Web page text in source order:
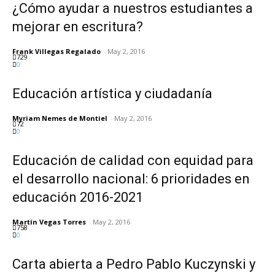
¿Cómo ayudar a nuestros estudiantes a
mejorar en escritura?
Frank Villegas Regalado - May 2, 2016
729
0
Educación artística y ciudadanía
Myriam Nemes de Montiel - May 2, 2016
72
0
Educación de calidad con equidad para
el desarrollo nacional: 6 prioridades en
educación 2016-2021
Martín Vegas Torres - May 2, 2016
758
0
Carta abierta a Pedro Pablo Kuczynski y